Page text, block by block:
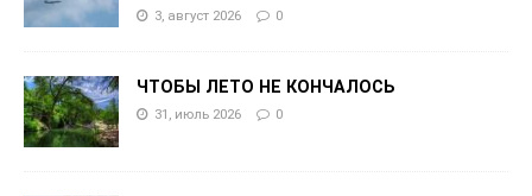
3, август 2026 0
ЧТОБЫ ЛЕТО НЕ КОНЧАЛОСЬ
31, июль 2026 0